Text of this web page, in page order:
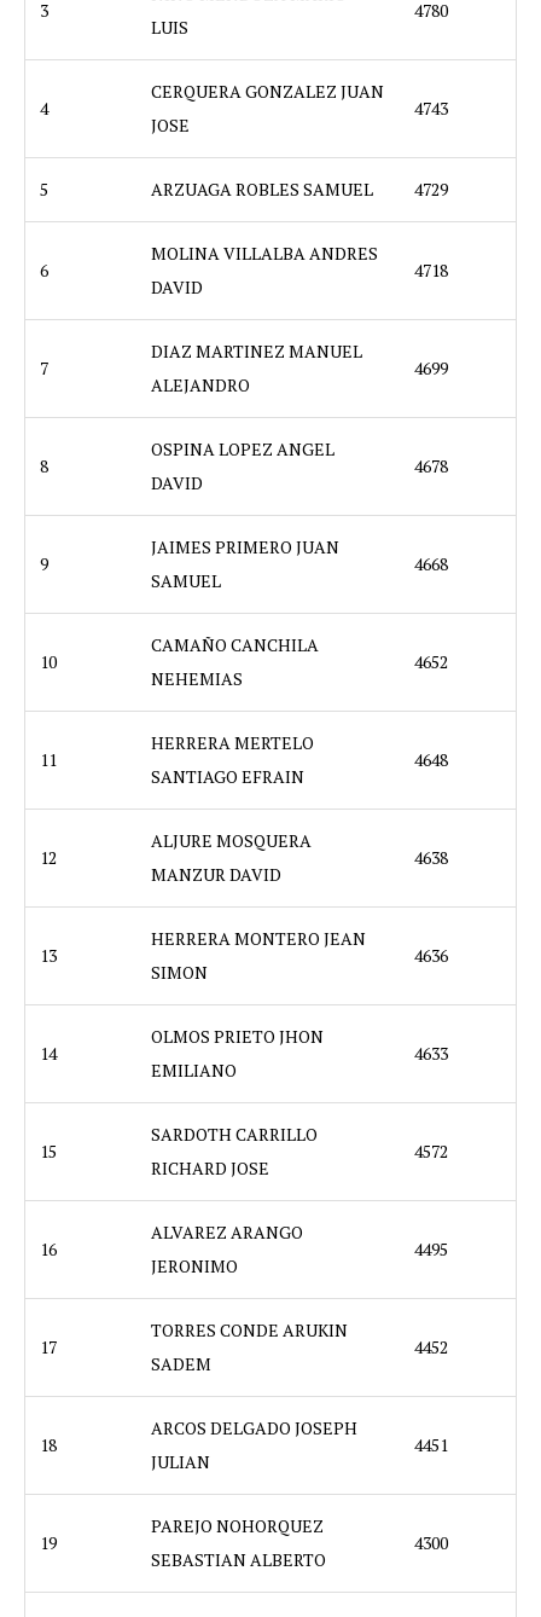
3
LUIS
4780
4
CERQUERA GONZALEZ JUAN
JOSE
4743
5 ARZUAGA ROBLES SAMUEL 4729
6
MOLINA VILLALBA ANDRES
DAVID
4718
7
DIAZ MARTINEZ MANUEL
ALEJANDRO
4699
8
OSPINA LOPEZ ANGEL
DAVID
4678
9
JAIMES PRIMERO JUAN
SAMUEL
4668
10
CAMAÑO CANCHILA
NEHEMIAS
4652
11
HERRERA MERTELO
SANTIAGO EFRAIN
4648
12
ALJURE MOSQUERA
MANZUR DAVID
4638
13
HERRERA MONTERO JEAN
SIMON
4636
14
OLMOS PRIETO JHON
EMILIANO
4633
15
SARDOTH CARRILLO
RICHARD JOSE
4572
16
ALVAREZ ARANGO
JERONIMO
4495
17
TORRES CONDE ARUKIN
SADEM
4452
18
ARCOS DELGADO JOSEPH
JULIAN
4451
19
PAREJO NOHORQUEZ
SEBASTIAN ALBERTO
4300